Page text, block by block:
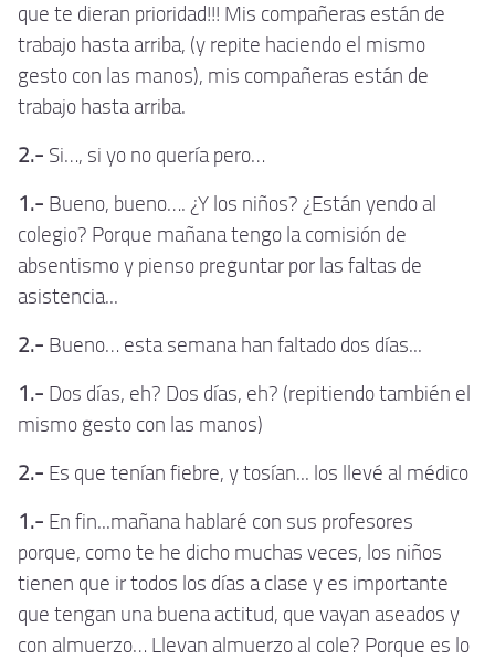
que te dieran prioridad!!! Mis compañeras están de
trabajo hasta arriba, (y repite haciendo el mismo
gesto con las manos), mis compañeras están de
trabajo hasta arriba.
2.- Si…, si yo no quería pero…
1.- Bueno, bueno…. ¿Y los niños? ¿Están yendo al
colegio? Porque mañana tengo la comisión de
absentismo y pienso preguntar por las faltas de
asistencia...
2.- Bueno… esta semana han faltado dos días...
1.- Dos días, eh? Dos días, eh? (repitiendo también el
mismo gesto con las manos)
2.- Es que tenían fiebre, y tosían... los llevé al médico
1.- En fin...mañana hablaré con sus profesores
porque, como te he dicho muchas veces, los niños
tienen que ir todos los días a clase y es importante
que tengan una buena actitud, que vayan aseados y
con almuerzo… Llevan almuerzo al cole? Porque es lo